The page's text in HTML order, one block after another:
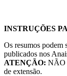
INSTRUÇÕES
Os resumos podem
publicados nos
ATENÇÃO: NÃO
de extensão.